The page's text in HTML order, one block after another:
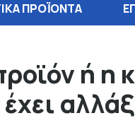
ΠΡΟΪΟΝΤΑ
ή η